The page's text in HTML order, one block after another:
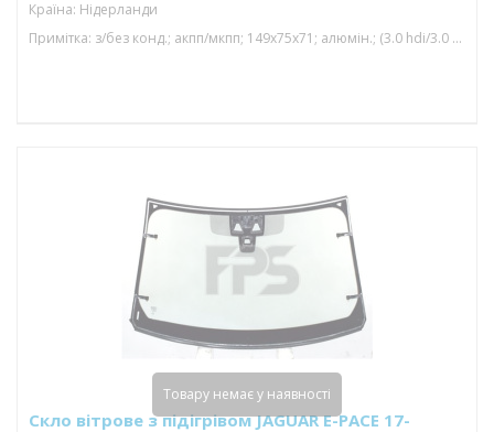
Країна: Нідерланди
Примітка: з/без конд.; акпп/мкпп; 149x75x71; алюмін.; (3.0 hdi/3.0 d/3.0 td/3.0 hybrid)
Скло вітрове з підігрівом JAGUAR E-PACE 17-
Товару немає у наявності